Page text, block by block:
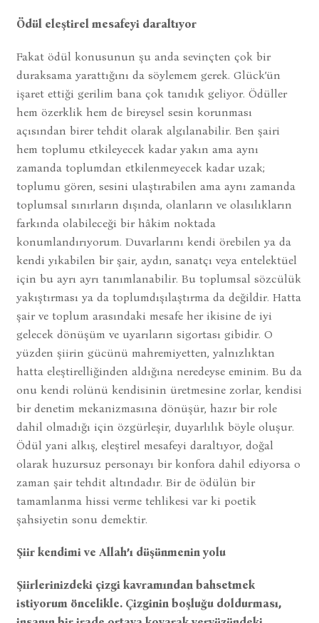
Ödül eleştirel mesafeyi daraltıyor
Fakat ödül konusunun şu anda sevinçten çok bir
duraksama yarattığını da söylemem gerek. Glück’ün
işaret ettiği gerilim bana çok tanıdık geliyor. Ödüller
hem özerklik hem de bireysel sesin korunması
açısından birer tehdit olarak algılanabilir. Ben şairi
hem toplumu etkileyecek kadar yakın ama aynı
zamanda toplumdan etkilenmeyecek kadar uzak;
toplumu gören, sesini ulaştırabilen ama aynı zamanda
toplumsal sınırların dışında, olanların ve olasılıkların
farkında olabileceği bir hâkim noktada
konumlandırıyorum. Duvarlarını kendi örebilen ya da
kendi yıkabilen bir şair, aydın, sanatçı veya entelektüel
için bu ayrı ayrı tanımlanabilir. Bu toplumsal sözcülük
yakıştırması ya da toplumdışılaştırma da değildir. Hatta
şair ve toplum arasındaki mesafe her ikisine de iyi
gelecek dönüşüm ve uyarıların sigortası gibidir. O
yüzden şiirin gücünü mahremiyetten, yalnızlıktan
hatta eleştirelliğinden aldığına neredeyse eminim. Bu da
onu kendi rolünü kendisinin üretmesine zorlar, kendisi
bir denetim mekanizmasına dönüşür, hazır bir role
dahil olmadığı için özgürleşir, duyarlılık böyle oluşur.
Ödül yani alkış, eleştirel mesafeyi daraltıyor, doğal
olarak huzursuz personayı bir konfora dahil ediyorsa o
zaman şair tehdit altındadır. Bir de ödülün bir
tamamlanma hissi verme tehlikesi var ki poetik
şahsiyetin sonu demektir.
Şiir kendimi ve Allah’ı düşünmenin yolu
Şiirlerinizdeki çizgi kavramından bahsetmek
istiyorum öncelikle. Çizginin boşluğu doldurması,